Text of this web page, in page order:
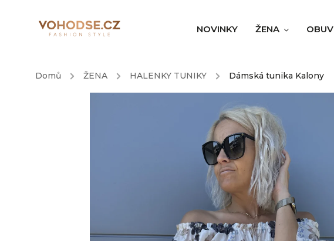
NOVINKY ŽENA OBUV
Domů / ŽENA / HALENKY TUNIKY / Dámská tunika Kalony